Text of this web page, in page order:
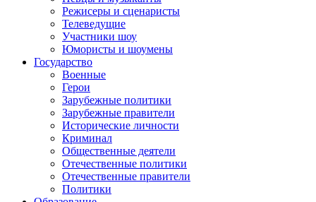
Режисеры и сценаристы
Телеведущие
Участники шоу
Юмористы и шоумены
Государство
Военные
Герои
Зарубежные политики
Зарубежные правители
Исторические личности
Криминал
Общественные деятели
Отечественные политики
Отечественные правители
Политики